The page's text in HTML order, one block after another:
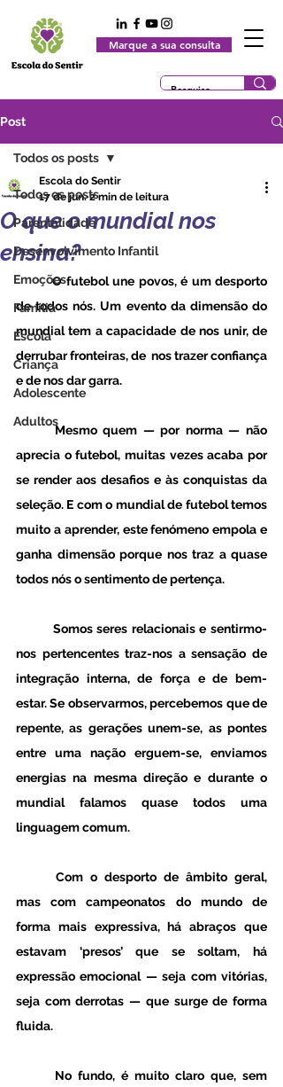
Marque a sua consulta
Post
Todos os posts
Parentalidade
Desenvolvimento Infantil
Emoções
Família
Escola
Criança
Adolescente
Adultos
Todos os posts
O que o mundial nos
ensina?
Escola do Sentir
17 de jun. 2 min de leitura
	O futebol une povos, é um desporto
de todos nós. Um evento da dimensão do
mundial tem a capacidade de nos unir, de
derrubar fronteiras, de  nos trazer confiança
e de nos dar garra.
	Mesmo quem — por norma — não
aprecia o futebol, muitas vezes acaba por
se render aos desafios e às conquistas da
seleção. E com o mundial de futebol temos
muito a aprender, este fenómeno empola e
ganha dimensão porque nos traz a quase
todos nós o sentimento de pertença.
nos pertencentes traz-nos a sensação de
integração interna, de força e de bem-
estar. Se observarmos, percebemos que de
repente, as gerações unem-se, as pontes
entre uma nação erguem-se, enviamos
energias na mesma direção e durante o
mundial falamos quase todos uma
linguagem comum.
mas com campeonatos do mundo de
forma mais expressiva, há abraços que
estavam ‘presos’ que se soltam, há
expressão emocional — seja com vitórias,
seja com derrotas — que surge de forma
fluida.